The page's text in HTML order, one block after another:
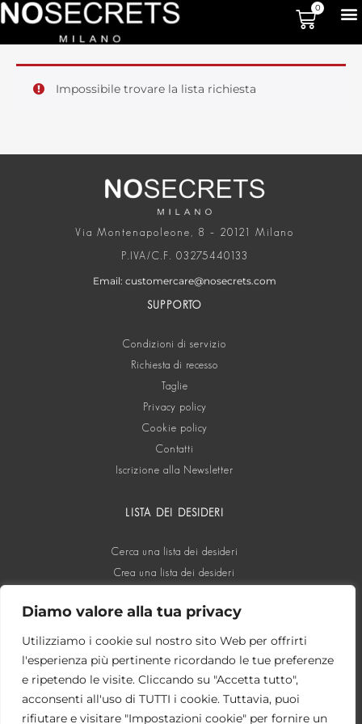
Diamo valore alla tua privacy
Utilizziamo i cookie sul nostro sito Web per offrirti
l'esperienza più pertinente ricordando le tue preferenze
e ripetendo le visite. Cliccando su "Accetta tutto",
acconsenti all'uso di TUTTI i cookie. Tuttavia, puoi
rifiutare e visitare "Impostazioni cookie" per fornire un
0
Impossibile trovare la lista richiesta
Via Montenapoleone, 8 – 20121 Milano
P.IVA/C.F. 03275440133
Email: customercare@nosecrets.com
SUPPORTO
Condizioni di servizio
Richiesta di recesso
Taglie
Privacy policy
Cookie policy
Contatti
Iscrizione alla Newsletter
LISTA DEI DESIDERI
Cerca una lista dei desideri
Crea una lista dei desideri
SOCIAL